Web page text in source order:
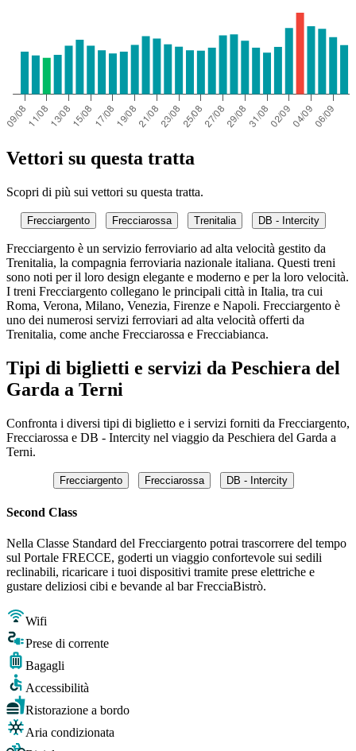
Vettori su questa tratta
Scopri di più sui vettori su questa tratta.
Frecciargento Frecciarossa Trenitalia DB - Intercity
Frecciargento è un servizio ferroviario ad alta velocità gestito da
Trenitalia, la compagnia ferroviaria nazionale italiana. Questi treni
sono noti per il loro design elegante e moderno e per la loro velocità.
I treni Frecciargento collegano le principali città in Italia, tra cui
Roma, Verona, Milano, Venezia, Firenze e Napoli. Frecciargento è
uno dei numerosi servizi ferroviari ad alta velocità offerti da
Trenitalia, come anche Frecciarossa e Frecciabianca.
Tipi di biglietti e servizi da Peschiera del
Garda a Terni
Confronta i diversi tipi di biglietto e i servizi forniti da Frecciargento,
Frecciarossa e DB - Intercity nel viaggio da Peschiera del Garda a
Terni.
Frecciargento Frecciarossa DB - Intercity
Second Class
Nella Classe Standard del Frecciargento potrai trascorrere del tempo
sul Portale FRECCE, goderti un viaggio confortevole sui sedili
reclinabili, ricaricare i tuoi dispositivi tramite prese elettriche e
gustare deliziosi cibi e bevande al bar FrecciaBistrò.
Wifi
Prese di corrente
Bagagli
Accessibilità
Ristorazione a bordo
Aria condizionata